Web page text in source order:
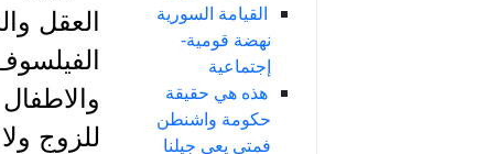
القيامة السورية
نهضة قومية-
إجتماعية
هذه هي حقيقة
حكومة واشنطن
فمتى يعي جيلنا
العقل
للزوج